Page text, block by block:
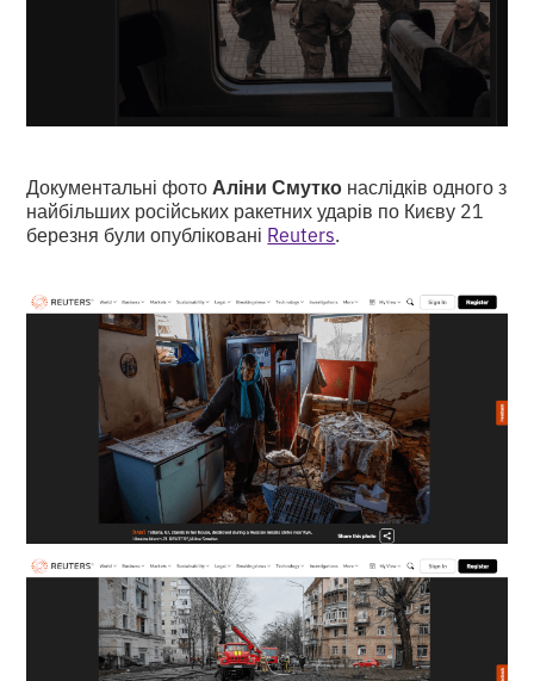
Документальні фото Аліни Смутко наслідків одного з
найбільших російських ракетних ударів по Києву 21
березня були опубліковані Reuters.